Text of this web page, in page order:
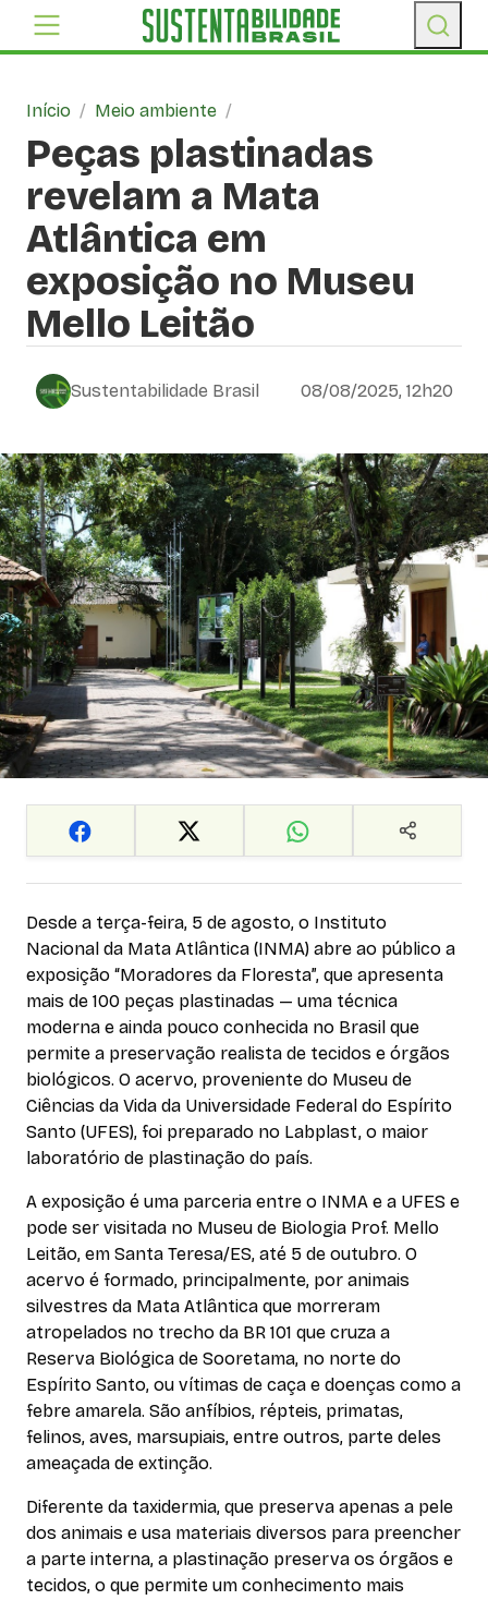
Início / Meio ambiente /
Peças plastinadas
revelam a Mata
Atlântica em
exposição no Museu
Mello Leitão
Sustentabilidade Brasil 08/08/2025, 12h20
Desde a terça-feira, 5 de agosto, o Instituto
Nacional da Mata Atlântica (INMA) abre ao público a
exposição “Moradores da Floresta”, que apresenta
mais de 100 peças plastinadas — uma técnica
moderna e ainda pouco conhecida no Brasil que
permite a preservação realista de tecidos e órgãos
biológicos. O acervo, proveniente do Museu de
Ciências da Vida da Universidade Federal do Espírito
Santo (UFES), foi preparado no Labplast, o maior
laboratório de plastinação do país.
A exposição é uma parceria entre o INMA e a UFES e
pode ser visitada no Museu de Biologia Prof. Mello
Leitão, em Santa Teresa/ES, até 5 de outubro. O
acervo é formado, principalmente, por animais
silvestres da Mata Atlântica que morreram
atropelados no trecho da BR 101 que cruza a
Reserva Biológica de Sooretama, no norte do
Espírito Santo, ou vítimas de caça e doenças como a
febre amarela. São anfíbios, répteis, primatas,
felinos, aves, marsupiais, entre outros, parte deles
ameaçada de extinção.
Diferente da taxidermia, que preserva apenas a pele
dos animais e usa materiais diversos para preencher
a parte interna, a plastinação preserva os órgãos e
tecidos, o que permite um conhecimento mais